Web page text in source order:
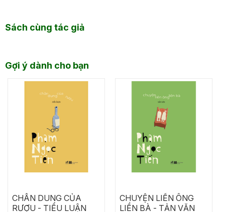
Sách cùng tác giả
Gợi ý dành cho bạn
CHÂN DUNG CỦA
RƯỢU - TIỂU LUẬN
CHUYỆN LIỀN ÔNG
LIỀN BÀ - TẢN VĂN